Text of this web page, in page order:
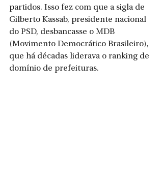
partidos. Isso fez com que a sigla de
Gilberto Kassab, presidente nacional
do PSD, desbancasse o MDB
(Movimento Democrático Brasileiro),
que há décadas liderava o ranking de
domínio de prefeituras.